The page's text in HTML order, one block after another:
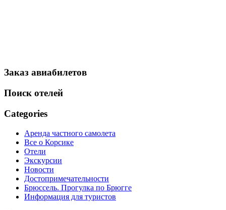
Заказ авиабилетов
Поиск отелей
Categories
Аренда частного самолета
Все о Корсике
Отели
Экскурсии
Новости
Достопримечательности
Брюссель. Прогулка по Брюгге
Информация для туристов